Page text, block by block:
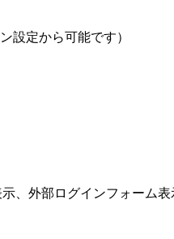
設定から可能です）
外部ログインフォーム